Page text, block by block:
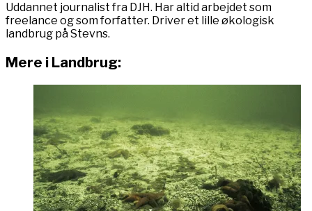
Uddannet journalist fra DJH. Har altid arbejdet som
freelance og som forfatter. Driver et lille økologisk
landbrug på Stevns.
Mere i Landbrug: